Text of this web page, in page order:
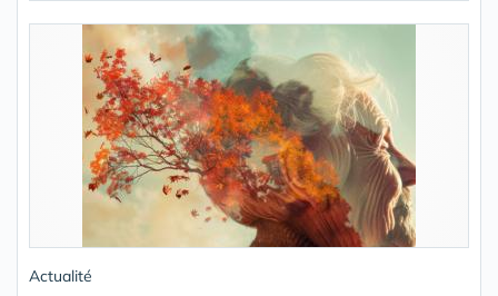
Actualité